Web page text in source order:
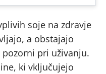
soje na zdravje
a obstajajo
pri uživanju.
ki vključujejo